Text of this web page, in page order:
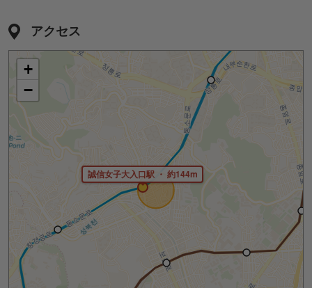
アクセス
誠信女子大入口駅 ・ 約144m
+
−